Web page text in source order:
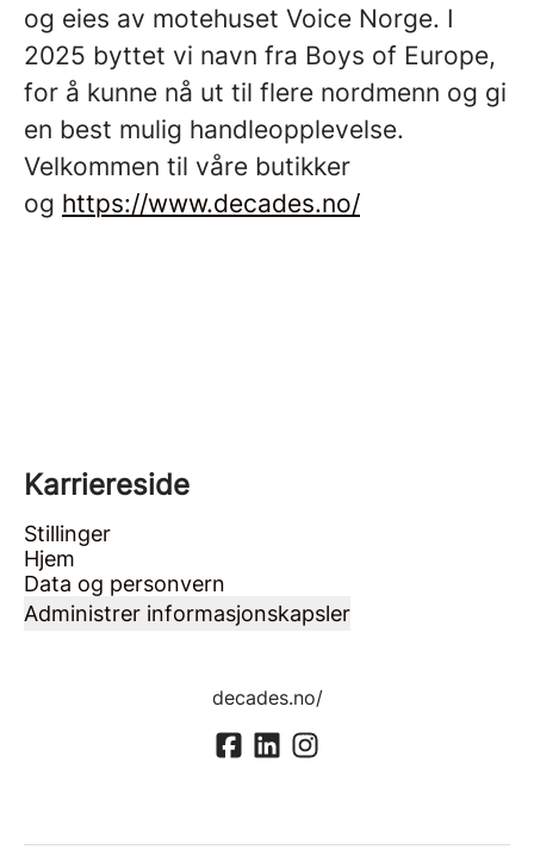
og eies av motehuset Voice Norge. I
2025 byttet vi navn fra Boys of Europe,
for å kunne nå ut til flere nordmenn og gi
en best mulig handleopplevelse.
Velkommen til våre butikker
og https://www.decades.no/
Karriereside
Stillinger
Hjem
Data og personvern
Administrer informasjonskapsler
decades.no/